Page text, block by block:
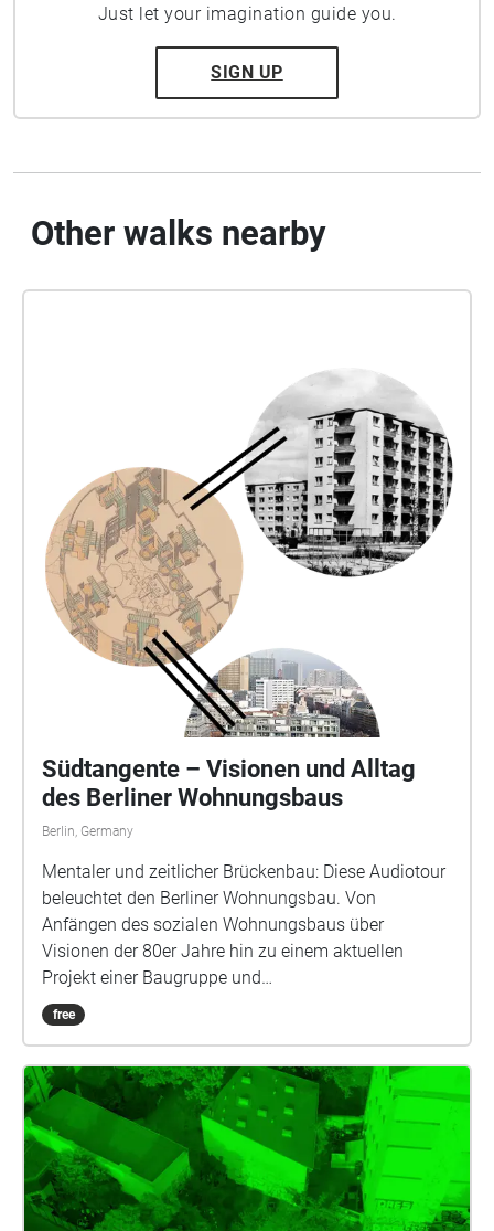
Just let your imagination guide you.
SIGN UP
Other walks nearby
Südtangente – Visionen und Alltag
des Berliner Wohnungsbaus
Berlin, Germany
Mentaler und zeitlicher Brückenbau: Diese Audiotour
beleuchtet den Berliner Wohnungsbau. Von
Anfängen des sozialen Wohnungsbaus über
Visionen der 80er Jahre hin zu einem aktuellen
Projekt einer Baugruppe und
Selbstbaugenossenschaft zur Mischnutzung. Eine
abstrakte Audiospur begleitet Dich an drei Orte
überlagert aktuelle Beobachtungen vor Ort mit
Anliegen aus den Entstehungszeiten der Gebäude.
Schaue mit Südtangente zwischen die Fassaden,
umrunde die Bauten und nimm Dir Zeit, im Inneren
zu verweilen.
free